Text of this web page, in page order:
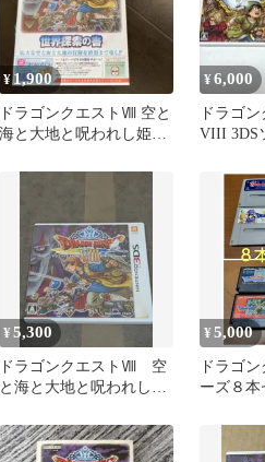
¥1,900
ドラゴンクエストⅧ 空と
海と大地と呪われし姫君
攻略本
¥6,000
ドラゴ
VIII 3DS
¥5,300
ドラゴンクエストⅧ 空
と海と大地と呪われし姫
作確認済み）ニンテンド
ー3DSソフト
¥5,000
ドラゴ
ーズ８本